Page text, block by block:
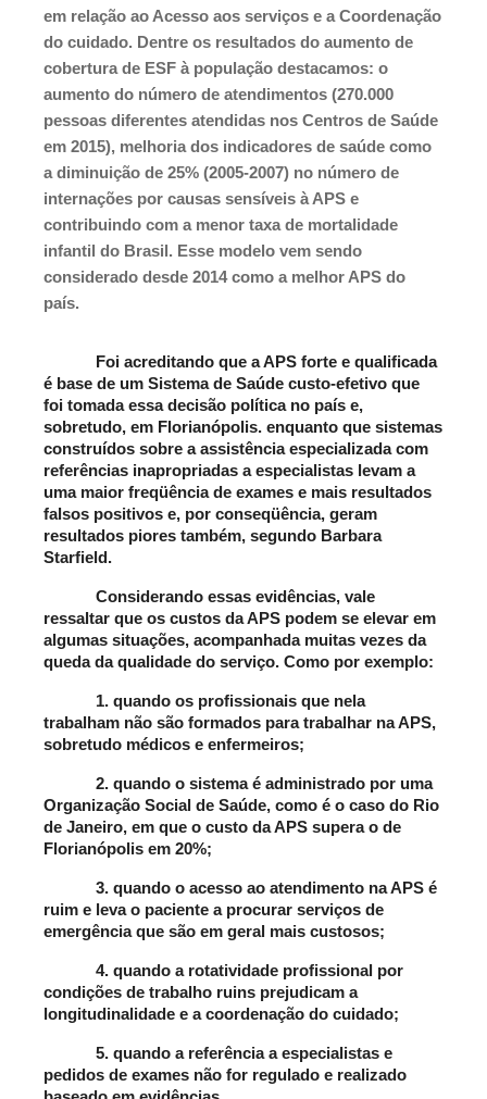
em relação ao Acesso aos serviços e a Coordenação
do cuidado. Dentre os resultados do aumento de
cobertura de ESF à população destacamos: o
aumento do número de atendimentos (270.000
pessoas diferentes atendidas nos Centros de Saúde
em 2015), melhoria dos indicadores de saúde como
a diminuição de 25% (2005-2007) no número de
internações por causas sensíveis à APS e
contribuindo com a menor taxa de mortalidade
infantil do Brasil. Esse modelo vem sendo
considerado desde 2014 como a melhor APS do
país.
Foi acreditando que a APS forte e qualificada
é base de um Sistema de Saúde custo-efetivo que
foi tomada essa decisão política no país e,
sobretudo, em Florianópolis. enquanto que sistemas
construídos sobre a assistência especializada com
referências inapropriadas a especialistas levam a
uma maior freqüência de exames e mais resultados
falsos positivos e, por conseqüência, geram
resultados piores também, segundo Barbara
Starfield.
Considerando essas evidências, vale
ressaltar que os custos da APS podem se elevar em
algumas situações, acompanhada muitas vezes da
queda da qualidade do serviço. Como por exemplo:
1. quando os profissionais que nela
trabalham não são formados para trabalhar na APS,
sobretudo médicos e enfermeiros;
2. quando o sistema é administrado por uma
Organização Social de Saúde, como é o caso do Rio
de Janeiro, em que o custo da APS supera o de
Florianópolis em 20%;
3. quando o acesso ao atendimento na APS é
ruim e leva o paciente a procurar serviços de
emergência que são em geral mais custosos;
4. quando a rotatividade profissional por
condições de trabalho ruins prejudicam a
longitudinalidade e a coordenação do cuidado;
5. quando a referência a especialistas e
pedidos de exames não for regulado e realizado